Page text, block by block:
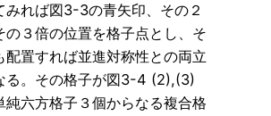
みれば図3-3の青矢印、その２
の３倍の位置を格子点とし、そ
配置すれば並進対称性との両立
る。その格子が図3-4 (2),(3)
純六方格子３個からなる複合格